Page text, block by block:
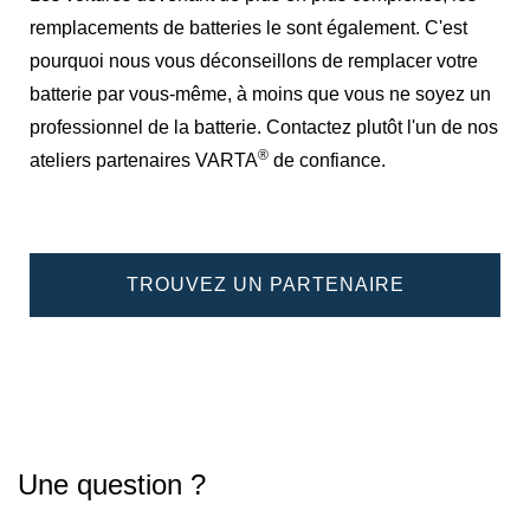
remplacements de batteries le sont également. C'est
pourquoi nous vous déconseillons de remplacer votre
batterie par vous-même, à moins que vous ne soyez un
professionnel de la batterie. Contactez plutôt l'un de nos
ateliers partenaires VARTA® de confiance.
TROUVEZ UN PARTENAIRE
Une question ?